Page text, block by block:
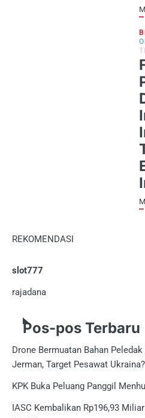
REKOMENDASI
slot777
rajadana
Pos-pos Terbaru
Drone Bermuatan Bahan
Jerman, Target Pesawat Ukraina?
KPK Buka Peluang Panggil
IASC Kembalikan Rp196,93